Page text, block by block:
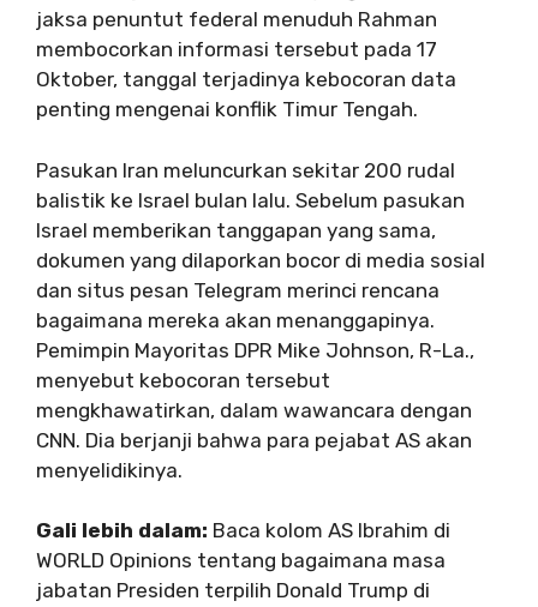
jaksa penuntut federal menuduh Rahman
membocorkan informasi tersebut pada 17
Oktober, tanggal terjadinya kebocoran data
penting mengenai konflik Timur Tengah.
Pasukan Iran meluncurkan sekitar 200 rudal
balistik ke Israel bulan lalu. Sebelum pasukan
Israel memberikan tanggapan yang sama,
dokumen yang dilaporkan bocor di media sosial
dan situs pesan Telegram merinci rencana
bagaimana mereka akan menanggapinya.
Pemimpin Mayoritas DPR Mike Johnson, R-La.,
menyebut kebocoran tersebut
mengkhawatirkan, dalam wawancara dengan
CNN. Dia berjanji bahwa para pejabat AS akan
menyelidikinya.
Gali lebih dalam: Baca kolom AS Ibrahim di
WORLD Opinions tentang bagaimana masa
jabatan Presiden terpilih Donald Trump di